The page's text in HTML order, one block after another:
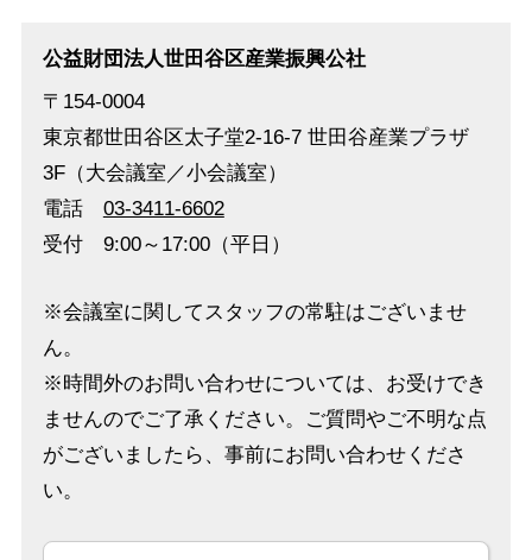
公益財団法人世田谷区産業振興公社
〒154-0004
東京都世田谷区太子堂2-16-7 世田谷産業プラザ
3F（大会議室／小会議室）
電話 03-3411-6602
受付 9:00～17:00（平日）
※会議室に関してスタッフの常駐はございませ
ん。
※時間外のお問い合わせについては、お受けでき
ませんのでご了承ください。ご質問やご不明な点
がございましたら、事前にお問い合わせくださ
い。